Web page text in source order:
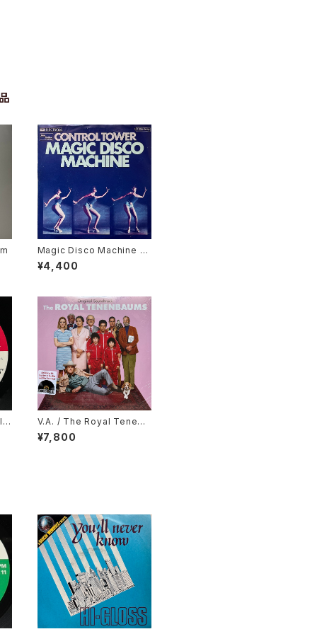
Magic Disco Machine /
Scratchin'
¥4,400
V.A. / The Royal Tenenb
aums (Original Soundtra
ck)
¥7,800